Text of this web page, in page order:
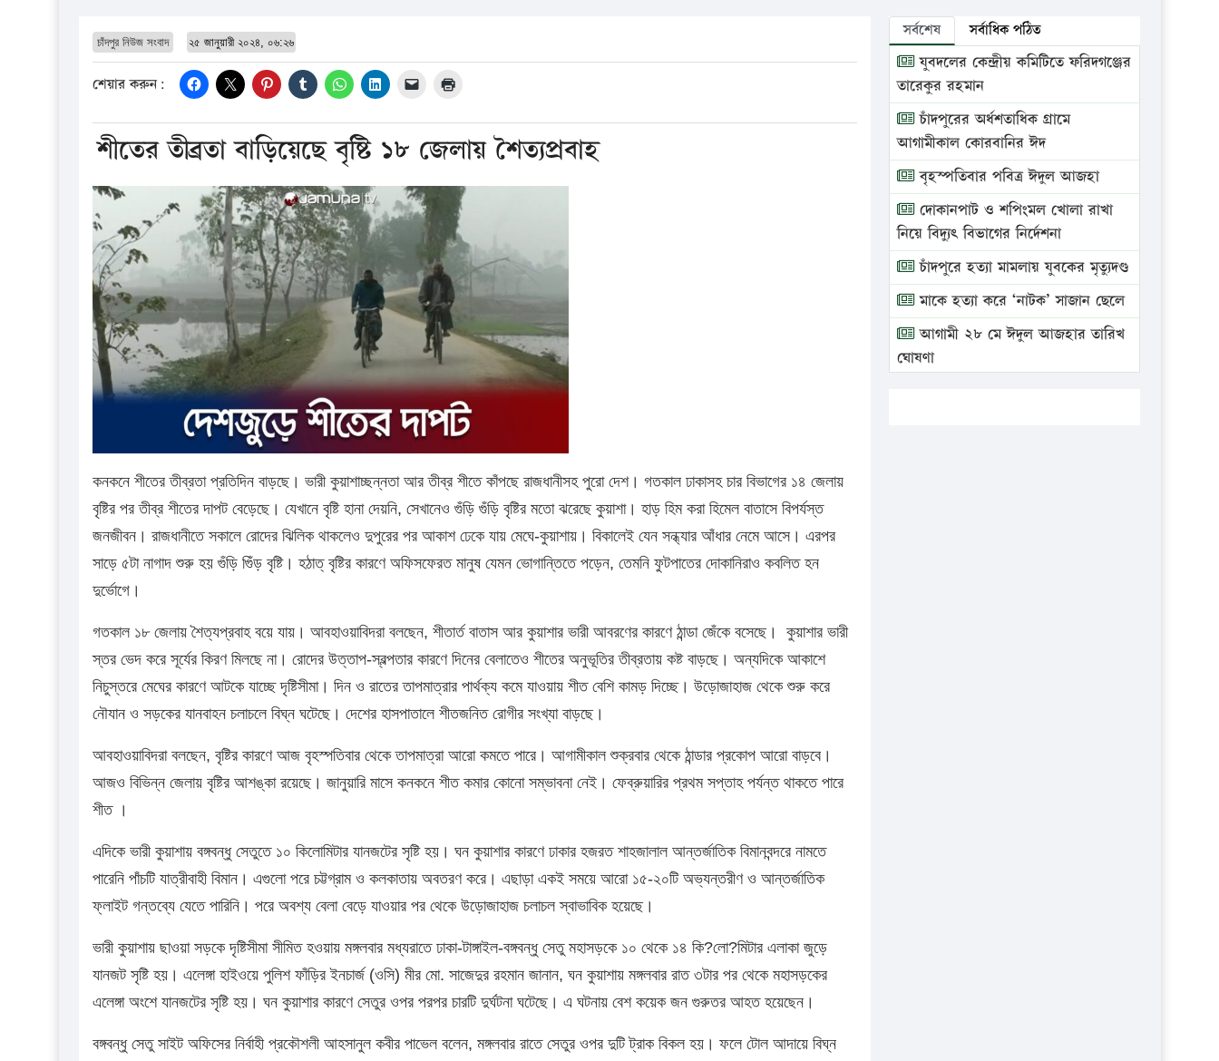
চাঁদপুর নিউজ সংবাদ ২৫ জানুয়ারী ২০২৪, ০৬:২৬
শেয়ার করুন:
শীতের তীব্রতা বাড়িয়েছে বৃষ্টি ১৮ জেলায় শৈত্যপ্রবাহ
কনকনে শীতের তীব্রতা প্রতিদিন বাড়ছে। ভারী কুয়াশাচ্ছন্নতা আর তীব্র শীতে কাঁপছে রাজধানীসহ পুরো দেশ। গতকাল ঢাকাসহ চার বিভাগের ১৪ জেলায়
বৃষ্টির পর তীব্র শীতের দাপট বেড়েছে। যেখানে বৃষ্টি হানা দেয়নি, সেখানেও গুঁড়ি গুঁড়ি বৃষ্টির মতো ঝরেছে কুয়াশা। হাড় হিম করা হিমেল বাতাসে বিপর্যস্ত
জনজীবন। রাজধানীতে সকালে রোদের ঝিলিক থাকলেও দুপুরের পর আকাশ ঢেকে যায় মেঘে-কুয়াশায়। বিকালেই যেন সন্ধ্যার আঁধার নেমে আসে। এরপর
সাড়ে ৫টা নাগাদ শুরু হয় গুঁড়ি গুিঁড় বৃষ্টি। হঠাত্ বৃষ্টির কারণে অফিসফেরত মানুষ যেমন ভোগান্তিতে পড়েন, তেমনি ফুটপাতের দোকানিরাও কবলিত হন
দুর্ভোগে।
গতকাল ১৮ জেলায় শৈত্যপ্রবাহ বয়ে যায়। আবহাওয়াবিদরা বলছেন, শীতার্ত বাতাস আর কুয়াশার ভারী আবরণের কারণে ঠান্ডা জেঁকে বসেছে। কুয়াশার ভারী
স্তর ভেদ করে সূর্যের কিরণ মিলছে না। রোদের উত্তাপ-স্বল্পতার কারণে দিনের বেলাতেও শীতের অনুভূতির তীব্রতায় কষ্ট বাড়ছে। অন্যদিকে আকাশে
নিচুস্তরে মেঘের কারণে আটকে যাচ্ছে দৃষ্টিসীমা। দিন ও রাতের তাপমাত্রার পার্থক্য কমে যাওয়ায় শীত বেশি কামড় দিচ্ছে। উড়োজাহাজ থেকে শুরু করে
নৌযান ও সড়কের যানবাহন চলাচলে বিঘ্ন ঘটেছে। দেশের হাসপাতালে শীতজনিত রোগীর সংখ্যা বাড়ছে।
আবহাওয়াবিদরা বলছেন, বৃষ্টির কারণে আজ বৃহস্পতিবার থেকে তাপমাত্রা আরো কমতে পারে। আগামীকাল শুক্রবার থেকে ঠান্ডার প্রকোপ আরো বাড়বে।
আজও বিভিন্ন জেলায় বৃষ্টির আশঙ্কা রয়েছে। জানুয়ারি মাসে কনকনে শীত কমার কোনো সম্ভাবনা নেই। ফেব্রুয়ারির প্রথম সপ্তাহ পর্যন্ত থাকতে পারে
শীত ।
এদিকে ভারী কুয়াশায় বঙ্গবন্ধু সেতুতে ১০ কিলোমিটার যানজটের সৃষ্টি হয়। ঘন কুয়াশার কারণে ঢাকার হজরত শাহজালাল আন্তর্জাতিক বিমানবন্দরে নামতে
পারেনি পাঁচটি যাত্রীবাহী বিমান। এগুলো পরে চট্টগ্রাম ও কলকাতায় অবতরণ করে। এছাড়া একই সময়ে আরো ১৫-২০টি অভ্যন্তরীণ ও আন্তর্জাতিক
ফ্লাইট গন্তব্যে যেতে পারিনি। পরে অবশ্য বেলা বেড়ে যাওয়ার পর থেকে উড়োজাহাজ চলাচল স্বাভাবিক হয়েছে।
ভারী কুয়াশায় ছাওয়া সড়কে দৃষ্টিসীমা সীমিত হওয়ায় মঙ্গলবার মধ্যরাতে ঢাকা-টাঙ্গাইল-বঙ্গবন্ধু সেতু মহাসড়কে ১০ থেকে ১৪ কি?লো?মিটার এলাকা জুড়ে
যানজট সৃষ্টি হয়। এলেঙ্গা হাইওয়ে পুলিশ ফাঁড়ির ইনচার্জ (ওসি) মীর মো. সাজেদুর রহমান জানান, ঘন কুয়াশায় মঙ্গলবার রাত ৩টার পর থেকে মহাসড়কের
এলেঙ্গা অংশে যানজটের সৃষ্টি হয়। ঘন কুয়াশার কারণে সেতুর ওপর পরপর চারটি দুর্ঘটনা ঘটেছে। এ ঘটনায় বেশ কয়েক জন গুরুতর আহত হয়েছেন।
বঙ্গবন্ধু সেতু সাইট অফিসের নির্বাহী প্রকৌশলী আহসানুল কবীর পাভেল বলেন, মঙ্গলবার রাতে সেতুর ওপর দুটি ট্রাক বিকল হয়। ফলে টোল আদায়ে বিঘ্ন
সর্বশেষ সর্বাধিক পঠিত
যুবদলের কেন্দ্রীয় কমিটিতে ফরিদগঞ্জের
তারেকুর রহমান
চাঁদপুরের অর্ধশতাধিক গ্রামে
আগামীকাল কোরবানির ঈদ
বৃহস্পতিবার পবিত্র ঈদুল আজহা
দোকানপাট ও শপিংমল খোলা রাখা
নিয়ে বিদ্যুৎ বিভাগের নির্দেশনা
চাঁদপুরে হত্যা মামলায় যুবকের মৃত্যুদণ্ড
মাকে হত্যা করে ‘নাটক’ সাজান ছেলে
আগামী ২৮ মে ঈদুল আজহার তারিখ
ঘোষণা